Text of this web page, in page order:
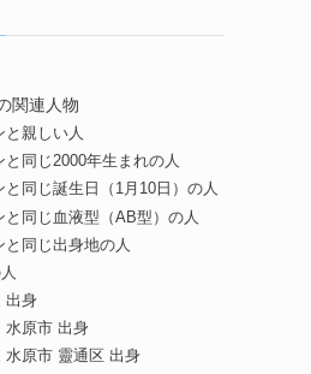
関連人物
と親しい人
同じ2000年生まれの人
と同じ誕生日（1月10日）の人
と同じ血液型（AB型）の人
同じ出身地の人
出身
水原市 出身
水原市 靈通区 出身